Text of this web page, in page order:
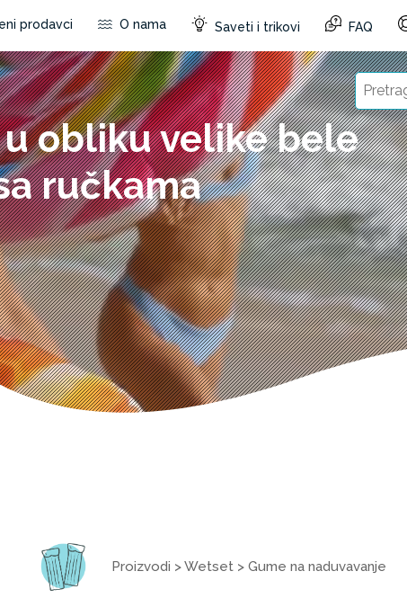
prodavci O nama Saveti i trikovi FAQ
obliku velike bele
ručkama
Proizvodi >Wetset > Gume na naduvavanje